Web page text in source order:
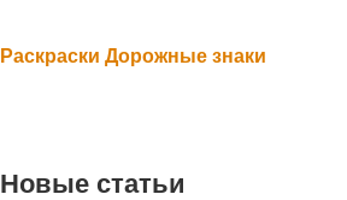
Раскраски Дорожные знаки
Новые статьи